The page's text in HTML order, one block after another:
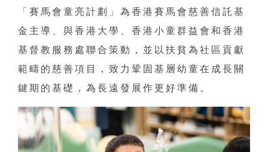
「賽馬會童亮計劃」為香港賽馬會慈善信託基
金主導、與香港大學、香港小童群益會和香港
基督教服務處聯合策動，並以扶貧為社區貢獻
範疇的慈善項目，致力鞏固基層幼童在成長關
鍵期的基礎，為長遠發展作更好準備。